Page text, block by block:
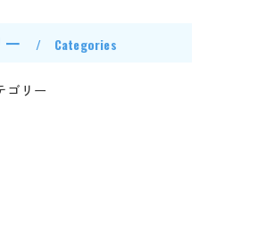
Categories
ゴリー